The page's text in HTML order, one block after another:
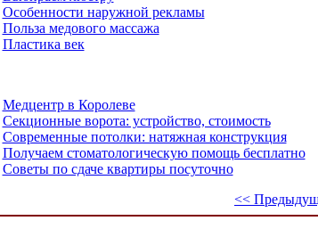
Особенности наружной рекламы
Польза медового массажа
Пластика век
Медцентр в Королеве
Секционные ворота: устройство, стоимость
Современные потолки: натяжная конструкция
Получаем стоматологическую помощь бесплатно
Советы по сдаче квартиры посуточно
<<